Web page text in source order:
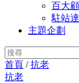
百大
駐站
主題企劃
首頁 /抗老
抗老